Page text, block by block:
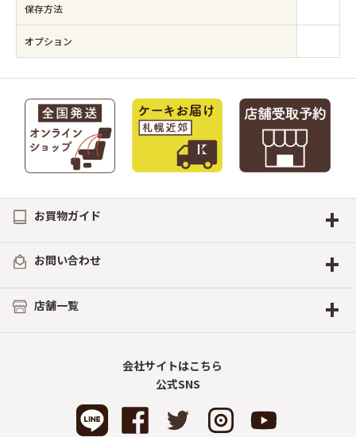
保存方法
オプション
お買物ガイド +
お問い合わせ +
店舗一覧 +
会社サイトはこちら
公式SNS